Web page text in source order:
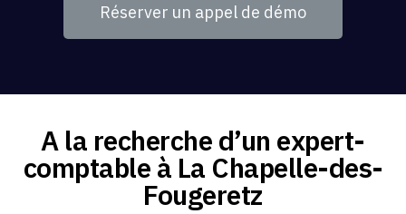
Réserver un appel de démo
A la recherche d’un expert-
comptable à La Chapelle-des-
Fougeretz